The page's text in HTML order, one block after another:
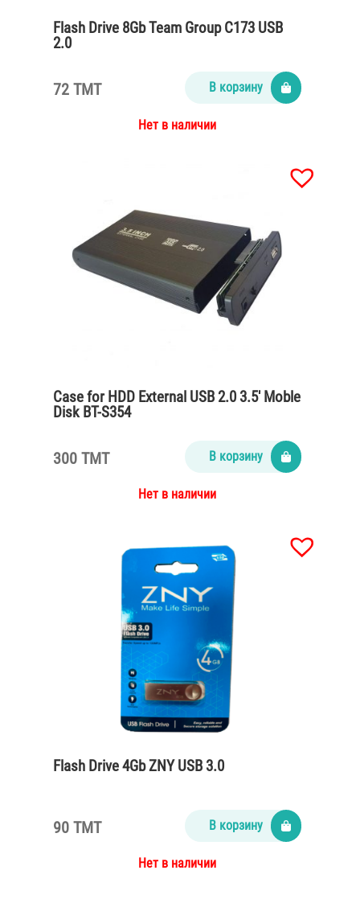
Flash Drive 8Gb Team Group C173 USB
2.0
72 TMT В корзину
Нет в наличии
Case for HDD External USB 2.0 3.5′ Moble
Disk BT-S354
300 TMT В корзину
Нет в наличии
Flash Drive 4Gb ZNY USB 3.0
90 TMT В корзину
Нет в наличии